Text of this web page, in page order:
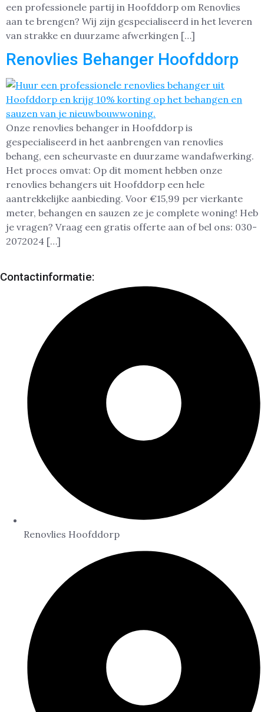
een professionele partij in Hoofddorp om Renovlies
aan te brengen? Wij zijn gespecialiseerd in het leveren
van strakke en duurzame afwerkingen […]
Renovlies Behanger Hoofddorp
Onze renovlies behanger in Hoofddorp is
gespecialiseerd in het aanbrengen van renovlies
behang, een scheurvaste en duurzame wandafwerking.
Het proces omvat: Op dit moment hebben onze
renovlies behangers uit Hoofddorp een hele
aantrekkelijke aanbieding. Voor €15,99 per vierkante
meter, behangen en sauzen ze je complete woning! Heb
je vragen? Vraag een gratis offerte aan of bel ons: 030-
2072024 […]
Contactinformatie:
Renovlies Hoofddorp